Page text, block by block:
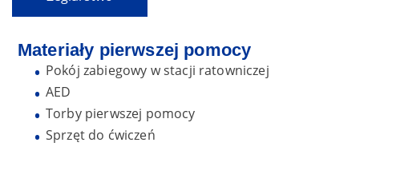
Materiały pierwszej pomocy
Pokój zabiegowy w stacji ratowniczej
AED
Torby pierwszej pomocy
Sprzęt do ćwiczeń